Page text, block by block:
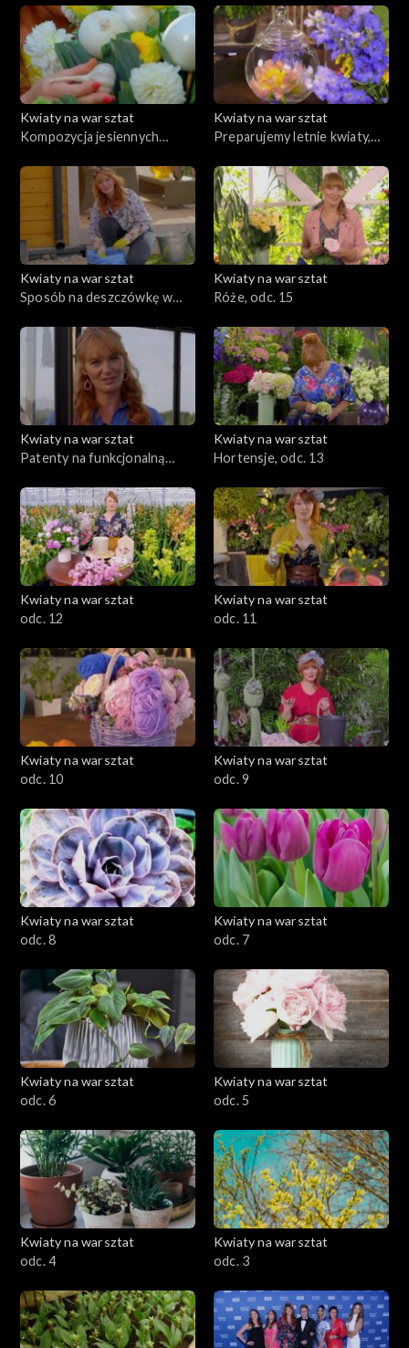
odc. 21
ochronne i odżywki, odc. 19
Kwiaty na warsztat
Kompozycja jesiennych
Kwiaty na warsztat
Preparujemy letnie kwiaty,
odc. 17
Kwiaty na warsztat
Sposób na deszczówkę w
Kwiaty na warsztat
Róże, odc. 15
Kwiaty na warsztat
Patenty na funkcjonalną
Kwiaty na warsztat
Hortensje, odc. 13
Kwiaty na warsztat
odc. 12
Kwiaty na warsztat
odc. 11
Kwiaty na warsztat
odc. 10
Kwiaty na warsztat
odc. 9
Kwiaty na warsztat
odc. 8
Kwiaty na warsztat
odc. 7
Kwiaty na warsztat
odc. 6
Kwiaty na warsztat
odc. 5
Kwiaty na warsztat
odc. 4
Kwiaty na warsztat
odc. 3